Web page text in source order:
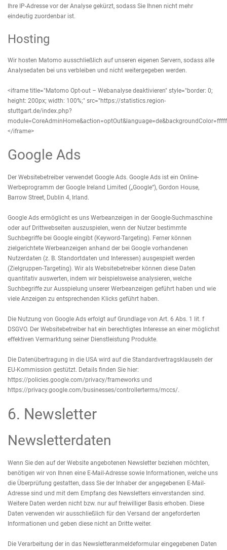
Ihre IP-Adresse vor der Analyse gekürzt, sodass Sie Ihnen nicht mehr
eindeutig zuordenbar ist.
Hosting
Wir hosten Matomo ausschließlich auf unseren eigenen Servern, sodass alle
Analysedaten bei uns verbleiben und nicht weitergegeben werden.
<iframe title="Matomo Opt-out – Webanalyse deaktivieren" style="border: 0;
height: 200px; width: 100%;" src="https://statistics.region-
stuttgart.de/index.php?
</iframe>
Google Ads
Der Websitebetreiber verwendet Google Ads. Google Ads ist ein Online-
Werbeprogramm der Google Ireland Limited („Google“), Gordon House,
Barrow Street, Dublin 4, Irland.
Google Ads ermöglicht es uns Werbeanzeigen in der Google-Suchmaschine
oder auf Drittwebseiten auszuspielen, wenn der Nutzer bestimmte
Suchbegriffe bei Google eingibt (Keyword-Targeting). Ferner können
zielgerichtete Werbeanzeigen anhand der bei Google vorhandenen
Nutzerdaten (z. B. Standortdaten und Interessen) ausgespielt werden
(Zielgruppen-Targeting). Wir als Websitebetreiber können diese Daten
quantitativ auswerten, indem wir beispielsweise analysieren, welche
Suchbegriffe zur Ausspielung unserer Werbeanzeigen geführt haben und wie
viele Anzeigen zu entsprechenden Klicks geführt haben.
Die Nutzung von Google Ads erfolgt auf Grundlage von Art. 6 Abs. 1 lit. f
DSGVO. Der Websitebetreiber hat ein berechtigtes Interesse an einer möglichst
effektiven Vermarktung seiner Dienstleistung Produkte.
Die Datenübertragung in die USA wird auf die Standardvertragsklauseln der
EU-Kommission gestützt. Details finden Sie hier:
https://policies.google.com/privacy/frameworks und
https://privacy.google.com/businesses/controllerterms/mccs/.
6. Newsletter
Newsletterdaten
Wenn Sie den auf der Website angebotenen Newsletter beziehen möchten,
benötigen wir von Ihnen eine E-Mail-Adresse sowie Informationen, welche uns
die Überprüfung gestatten, dass Sie der Inhaber der angegebenen E-Mail-
Adresse sind und mit dem Empfang des Newsletters einverstanden sind.
Weitere Daten werden nicht bzw. nur auf freiwilliger Basis erhoben. Diese
Daten verwenden wir ausschließlich für den Versand der angeforderten
Informationen und geben diese nicht an Dritte weiter.
Die Verarbeitung der in das Newsletteranmeldeformular eingegebenen Daten